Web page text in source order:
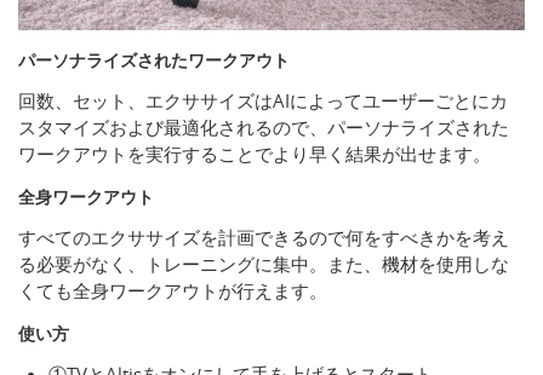
パーソナライズされたワークアウト
回数、セット、エクササイズはAIによってユーザーごとにカ
スタマイズおよび最適化されるので、パーソナライズされた
ワークアウトを実行することでより早く結果が出せます。
全身ワークアウト
すべてのエクササイズを計画できるので何をすべきかを考え
る必要がなく、トレーニングに集中。また、機材を使用しな
くても全身ワークアウトが行えます。
使い方